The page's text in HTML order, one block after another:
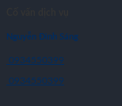
Nguyễn Đình Sáng
0934550399
0934550399